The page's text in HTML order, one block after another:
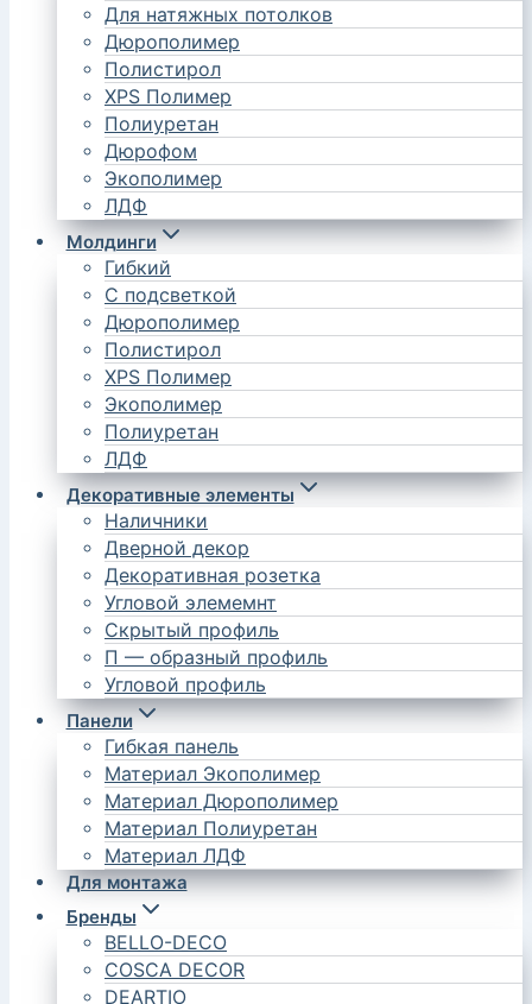
Для натяжных потолков
Дюрополимер
Полистирол
XPS Полимер
Полиуретан
Дюрофом
Экополимер
ЛДФ
Молдинги
Гибкий
С подсветкой
Дюрополимер
Полистирол
XPS Полимер
Экополимер
Полиуретан
ЛДФ
Декоративные элементы
Наличники
Дверной декор
Декоративная розетка
Угловой элемемнт
Скрытый профиль
П — образный профиль
Угловой профиль
Панели
Гибкая панель
Материал Экополимер
Материал Дюрополимер
Материал Полиуретан
Материал ЛДФ
Для монтажа
Бренды
BELLO-DECO
COSCA DECOR
DEARTIO